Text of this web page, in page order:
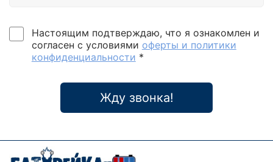
Настоящим подтверждаю, что я ознакомлен и
согласен с условиями оферты и политики
конфиденциальности *
Жду звонка!